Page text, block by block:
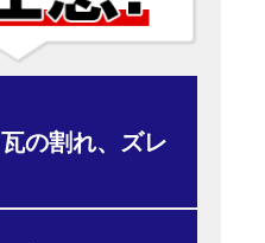
瓦の割れ、ズレ